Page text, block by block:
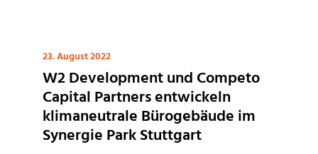
23. August 2022
W2 Development und Competo
Capital Partners entwickeln
klimaneutrale Bürogebäude im
Synergie Park Stuttgart